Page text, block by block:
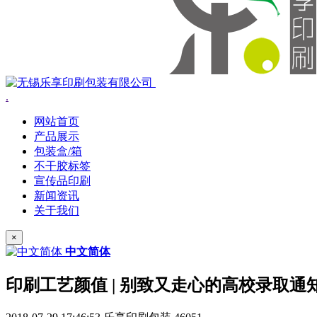
.
网站首页
产品展示
包装盒/箱
不干胶标签
宣传品印刷
新闻资讯
关于我们
×
中文简体
印刷工艺颜值 | 别致又走心的高校录取通